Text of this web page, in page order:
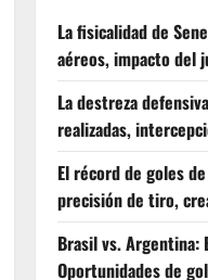
La fisicalidad de
aéreos, impacto del
La destreza
realizadas,
El récord de goles
precisión de tiro,
Brasil vs. Argentina:
Oportunidades de